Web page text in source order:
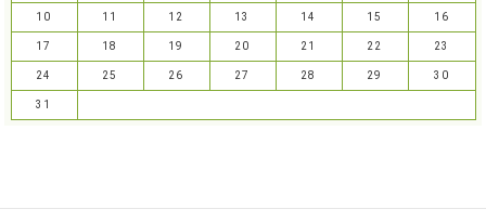
10 11 12 13 14 15 16
17 18 19 20 21 22 23
24 25 26 27 28 29 30
31